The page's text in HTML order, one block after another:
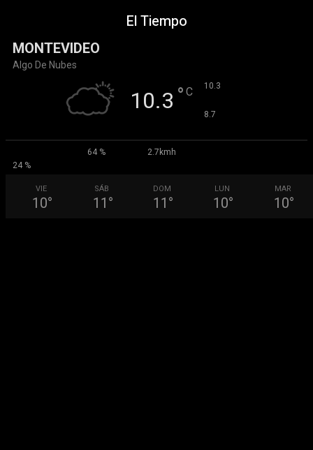
El Tiempo
MONTEVIDEO
Algo De Nubes
10.3 ° C 10.3
8.7
64 %
2.7kmh
24 %
VIE
10°
SÁB
11 °
DOM
11 °
LUN
10°
MAR
10°